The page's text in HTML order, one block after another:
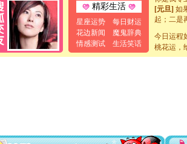
精彩生活
星座运势
每日财运
花边新闻
魔鬼辞典
情感测试
生活笑话
[元旦] 如
起；二是
离。水晶
[元旦]当
泣，这痛
卖了。水
你太多，
今日运程
桃花运，